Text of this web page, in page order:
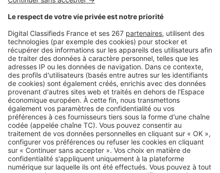
Image
Volet roulant en panne : locataire
ou propriétaire, à qui revient la
facture ?
Image
Louer
Logement social : pourquoi le
système HLM est sous pression